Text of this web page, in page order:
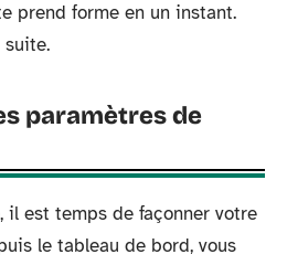
prend forme en un instant.
suite.
paramètres de
il est temps de façonner votre
le tableau de bord, vous